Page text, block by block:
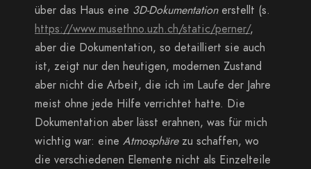
über das Haus eine 3D-Dokumentationerstellt (s.
https://www.musethno.uzh.ch/static/perner/,
aber die Dokumentation, so detailliert sie auch
ist, zeigt nur den heutigen, modernen Zustand
aber nicht die Arbeit, die ich im Laufe der Jahre
meist ohne jede Hilfe verrichtet hatte. Die
Dokumentation aber lässt erahnen, was für mich
wichtig war: eine Atmosphärezu schaffen, wo
die verschiedenen Elemente nicht als Einzelteile